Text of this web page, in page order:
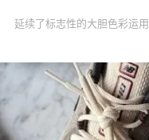
延续了标志性的大胆色彩运